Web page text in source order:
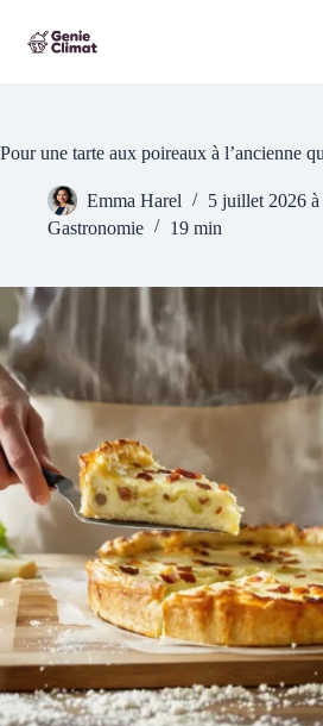
contenu
Pour une tarte aux poireaux à l’ancienne
Emma Harel
5 juillet 2026
Gastronomie
19 min